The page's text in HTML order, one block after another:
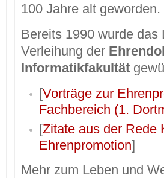
100 Jahre alt geworden.
Bereits 1990 wurde
Verleihung der
Informatikfakultät
[Vorträge zur
Fachbereich (1.
[Zitate aus der Rede
Ehrenpromotion]
Mehr zum Leben und